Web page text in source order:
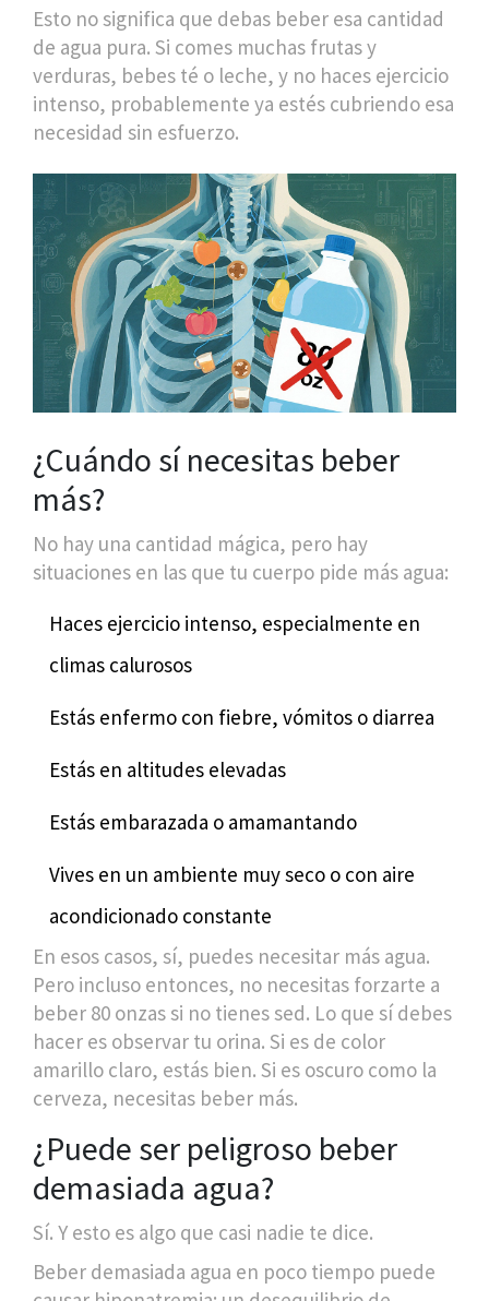
Esto no significa que debas beber esa cantidad
de agua pura. Si comes muchas frutas y
verduras, bebes té o leche, y no haces ejercicio
intenso, probablemente ya estés cubriendo esa
necesidad sin esfuerzo.
¿Cuándo sí necesitas beber
más?
No hay una cantidad mágica, pero hay
situaciones en las que tu cuerpo pide más agua:
Haces ejercicio intenso, especialmente en
climas calurosos
Estás enfermo con fiebre, vómitos o diarrea
Estás en altitudes elevadas
Estás embarazada o amamantando
Vives en un ambiente muy seco o con aire
acondicionado constante
En esos casos, sí, puedes necesitar más agua.
Pero incluso entonces, no necesitas forzarte a
beber 80 onzas si no tienes sed. Lo que sí debes
hacer es observar tu orina. Si es de color
amarillo claro, estás bien. Si es oscuro como la
cerveza, necesitas beber más.
¿Puede ser peligroso beber
demasiada agua?
Sí. Y esto es algo que casi nadie te dice.
Beber demasiada agua en poco tiempo puede